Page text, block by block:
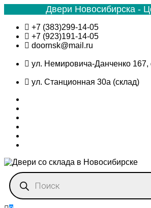
Двери Новосибирска -
Skip
content
+7 (383)299-14-05
+7 (923)191-14-05
doornsk@mail.ru
ул. Немировича-Данченко
ул. Станционная 30а (склад)
Поиск
товаров